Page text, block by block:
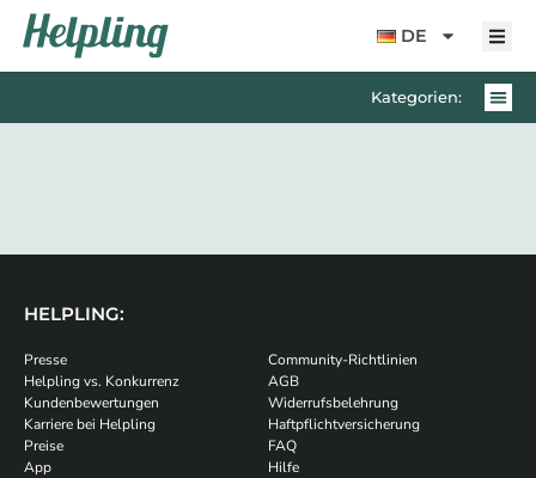
springen
DE
Kategorien:
HELPLING:
Presse
Helpling vs. Konkurrenz
Kundenbewertungen
Karriere bei Helpling
Preise
App
Community-Richtlinien
AGB
Widerrufsbelehrung
Haftpflichtversicherung
FAQ
Hilfe